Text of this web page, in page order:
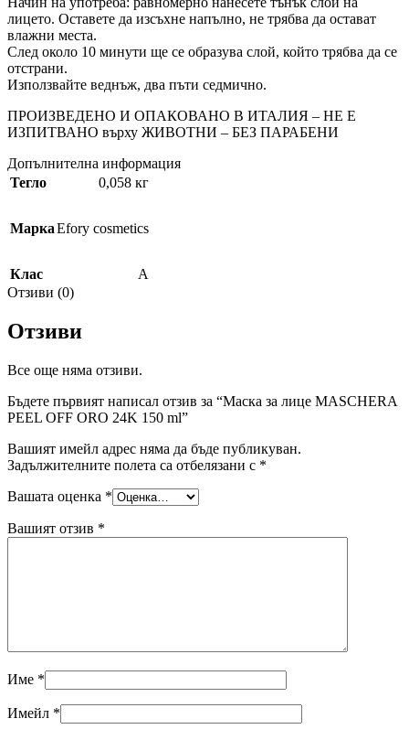
лицето. Оставете да изсъхне напълно, не трябва да остават
влажни места.
След около 10 минути ще се образува слой, който трябва да се
отстрани.
Използвайте веднъж, два пъти седмично.
ПРОИЗВЕДЕНО И ОПАКОВАНО В ИТАЛИЯ – НЕ Е
ИЗПИТВАНО върху ЖИВОТНИ – БЕЗ ПАРАБЕНИ
Допълнителна информация
Тегло
0,058 кг
МаркаEfory cosmetics
Клас
A
Отзиви (0)
Отзиви
Все още няма отзиви.
Бъдете първият написал отзив за “Маска за лице MASCHERA
PEEL OFF ORO 24K 150 ml”
Вашият имейл адрес няма да бъде публикуван.
Задължителните полета са отбелязани с *
Вашата оценка *
Вашият отзив *
Име *
Имейл *